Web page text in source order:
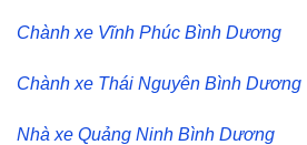
Chành xe Vĩnh Phúc Bình Dương
Chành xe Thái Nguyên Bình Dương
Nhà xe Quảng Ninh Bình Dương